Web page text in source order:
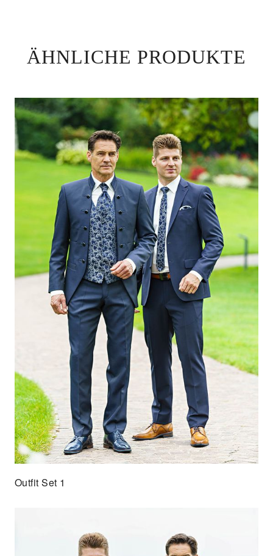
ÄHNLICHE PRODUKTE
Outfit Set 1